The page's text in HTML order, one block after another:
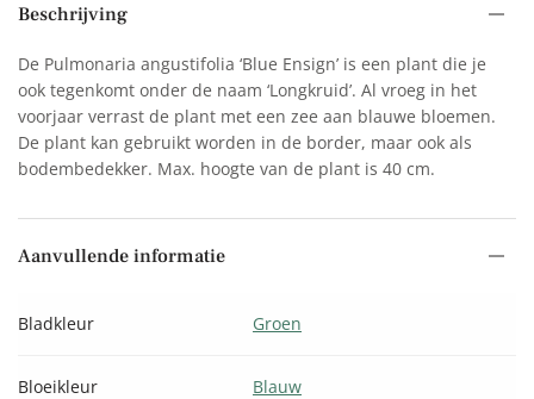
Beschrijving
De Pulmonaria angustifolia ‘Blue Ensign’ is een plant die je
ook tegenkomt onder de naam ‘Longkruid’. Al vroeg in het
voorjaar verrast de plant met een zee aan blauwe bloemen.
De plant kan gebruikt worden in de border, maar ook als
bodembedekker. Max. hoogte van de plant is 40 cm.
Aanvullende informatie
Bladkleur Groen
Bloeikleur Blauw